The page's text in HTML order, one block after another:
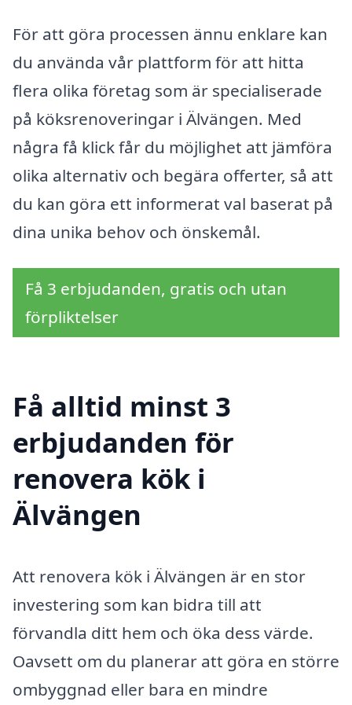
För att göra processen ännu enklare kan
du använda vår plattform för att hitta
flera olika företag som är specialiserade
på köksrenoveringar i Älvängen. Med
några få klick får du möjlighet att jämföra
olika alternativ och begära offerter, så att
du kan göra ett informerat val baserat på
dina unika behov och önskemål.
Få 3 erbjudanden, gratis och utan
förpliktelser
Få alltid minst 3
erbjudanden för
renovera kök i
Älvängen
Att renovera kök i Älvängen är en stor
investering som kan bidra till att
förvandla ditt hem och öka dess värde.
Oavsett om du planerar att göra en större
ombyggnad eller bara en mindre